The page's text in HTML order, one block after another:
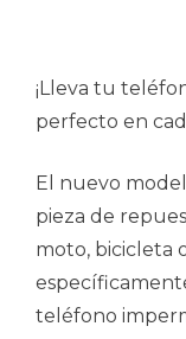
¡Lleva tu
perfecto en
El nuevo
pieza de
moto, bicicleta
teléfono